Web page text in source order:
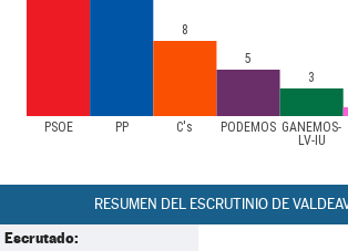
PSOE PP C's PODEMOS GANEMOS-
LV-IU
8
5
3
RESUMEN DEL ESCRUTINIO DE
Escrutado: